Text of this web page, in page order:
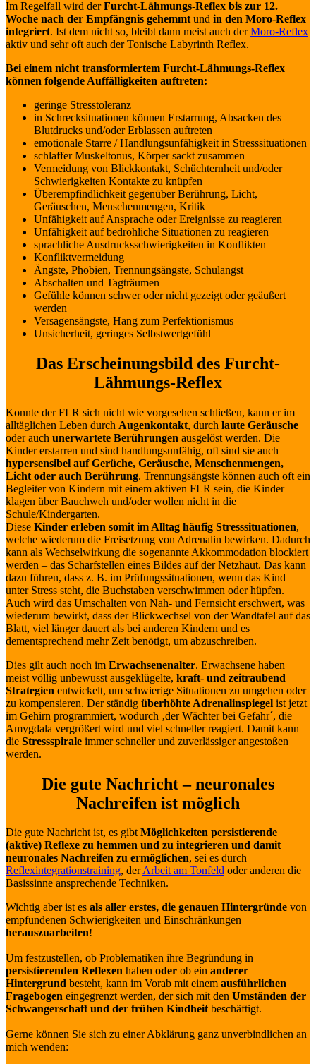
Im Regelfall wird derFurcht-Lähmungs-Reflex bis zur 12.
Woche nach der Empfängnis gehemmt und in den Moro-Reflex
integriert. Ist dem nicht so, bleibt dann meist auch derMoro-Reflex
aktiv und sehr oft auch der Tonische Labyrinth Reflex.
Bei einem nicht transformiertem Furcht-Lähmungs-Reflex
können folgende Auffälligkeiten auftreten:
geringe Stresstoleranz
in Schrecksituationen können Erstarrung, Absacken des
Blutdrucks und/oder Erblassen auftreten
emotionale Starre / Handlungsunfähigkeit in Stresssituationen
schlaffer Muskeltonus, Körper sackt zusammen
Vermeidung von Blickkontakt, Schüchternheit und/oder
Schwierigkeiten Kontakte zu knüpfen
Überempfindlichkeit gegenüber Berührung, Licht,
Geräuschen, Menschenmengen, Kritik
Unfähigkeit auf Ansprache oder Ereignisse zu reagieren
Unfähigkeit auf bedrohliche Situationen zu reagieren
sprachliche Ausdrucksschwierigkeiten in Konflikten
Konfliktvermeidung
Ängste, Phobien, Trennungsängste, Schulangst
Abschalten und Tagträumen
Gefühle können schwer oder nicht gezeigt oder geäußert
werden
Versagensängste, Hang zum Perfektionismus
Unsicherheit, geringes Selbstwertgefühl
Das Erscheinungsbild des Furcht-
Lähmungs-Reflex
Konnte der FLR sich nicht wie vorgesehen schließen, kann er im
alltäglichen Leben durch Augenkontakt, durch laute Geräusche
oder auch unerwartete Berührungen ausgelöst werden. Die
Kinder erstarren und sind handlungsunfähig, oft sind sie auch
hypersensibel auf Gerüche, Geräusche, Menschenmengen,
Licht oder auch Berührung. Trennungsängste können auch oft ein
Begleiter von Kindern mit einem aktiven FLR sein, die Kinder
klagen über Bauchweh und/oder wollen nicht in die
Schule/Kindergarten.
Diese Kinder erleben somit im Alltag häufig Stresssituationen,
welche wiederum die Freisetzung von Adrenalin bewirken. Dadurch
kann als Wechselwirkung die sogenannte Akkommodation blockiert
werden – das Scharfstellen eines Bildes auf der Netzhaut. Das kann
dazu führen, dass z. B. im Prüfungssituationen, wenn das Kind
unter Stress steht, die Buchstaben verschwimmen oder hüpfen.
Auch wird das Umschalten von Nah- und Fernsicht erschwert, was
wiederum bewirkt, dass der Blickwechsel von der Wandtafel auf das
Blatt, viel länger dauert als bei anderen Kindern und es
dementsprechend mehr Zeit benötigt, um abzuschreiben.
Dies gilt auch noch im Erwachsenenalter. Erwachsene haben
meist völlig unbewusst ausgeklügelte, kraft- und zeitraubend
Strategien entwickelt, um schwierige Situationen zu umgehen oder
zu kompensieren. Der ständig überhöhte Adrenalinspiegel ist jetzt
im Gehirn programmiert, wodurch ‚der Wächter bei Gefahr´, die
Amygdala vergrößert wird und viel schneller reagiert. Damit kann
die Stressspirale immer schneller und zuverlässiger angestoßen
werden.
Die gute Nachricht – neuronales
Nachreifen ist möglich
Die gute Nachricht ist, es gibtMöglichkeiten persistierende
(aktive) Reflexe zu hemmen und zu integrieren und damit
neuronales Nachreifen zu ermöglichen, sei es durch
Reflexintegrationstraining, derArbeit am Tonfeld oder anderen die
Basissinne ansprechende Techniken.
Wichtig aber ist es als aller erstes, die genauen Hintergründe von
empfundenen Schwierigkeiten und Einschränkungen
herauszuarbeiten!
Um festzustellen, ob Problematiken ihre Begründung in
persistierenden Reflexen haben oder ob ein anderer
Hintergrund besteht, kann im Vorab mit einem ausführlichen
Fragebogen eingegrenzt werden, der sich mit den Umständen der
Schwangerschaft und der frühen Kindheitbeschäftigt.
Gerne können Sie sich zu einer Abklärung ganz unverbindlichen an
mich wenden: